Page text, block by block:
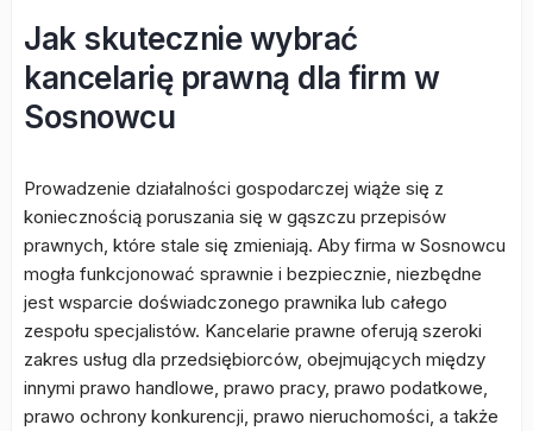
Jak skutecznie wybrać
kancelarię prawną dla firm w
Sosnowcu
Prowadzenie działalności gospodarczej wiąże się z
koniecznością poruszania się w gąszczu przepisów
prawnych, które stale się zmieniają. Aby firma w Sosnowcu
mogła funkcjonować sprawnie i bezpiecznie, niezbędne
jest wsparcie doświadczonego prawnika lub całego
zespołu specjalistów. Kancelarie prawne oferują szeroki
zakres usług dla przedsiębiorców, obejmujących między
innymi prawo handlowe, prawo pracy, prawo podatkowe,
prawo ochrony konkurencji, prawo nieruchomości, a także